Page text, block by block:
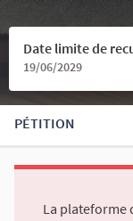
Date limite de
19/06/2029
PÉTITION
La plateforme